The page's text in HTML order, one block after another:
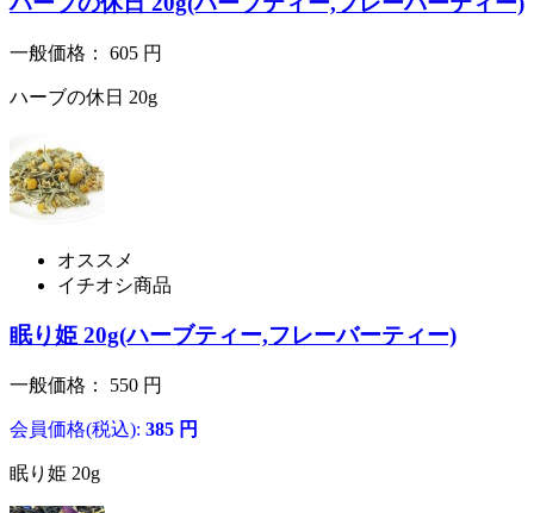
一般価格： 605 円
ハーブの休日 20g
オススメ
イチオシ商品
眠り姫 20g(ハーブティー,フレーバーティー)
一般価格： 550 円
会員価格(税込): 385 円
眠り姫 20g